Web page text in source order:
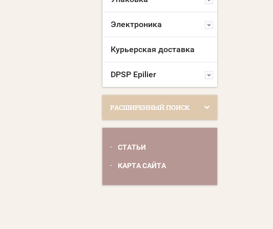
Электроника
Курьерская доставка
DPSP Epilier
РАСШИРЕННЫЙ ПОИСК
СТАТЬИ
КАРТА САЙТА